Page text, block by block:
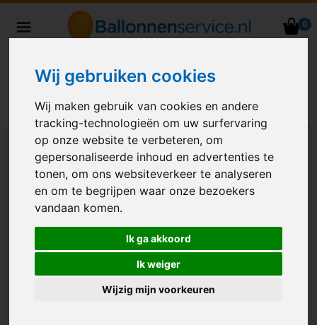
Wij gebruiken cookies
Wij maken gebruik van cookies en andere
tracking-technologieën om uw surfervaring
op onze website te verbeteren, om
gepersonaliseerde inhoud en advertenties te
tonen, om ons websiteverkeer te analyseren
en om te begrijpen waar onze bezoekers
vandaan komen.
Ik ga akkoord
Ik weiger
Wijzig mijn voorkeuren
0
Nederland